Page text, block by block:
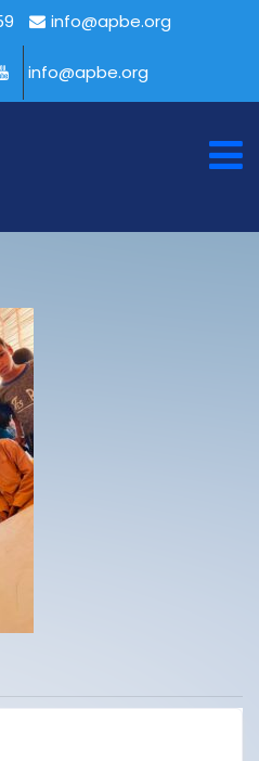
info@apbe.org
info@apbe.org